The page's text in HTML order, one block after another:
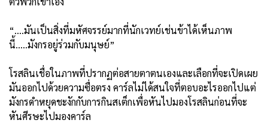
“....มันเป็นสิ่งที่มหัศจรรย์มากที่นักเวทย์เช่นข้าได้เห็นภาพ
นี้.....มังกรอยู่ร่วมกับมนุษย์”
โรสลินเชื่อในภาพที่ปรากฏต่อสายตาตนเองและเลือกที่จะเปิดเผย
มันออกไปด้วยความซื่อตรง คาร์ลไม่ได้สนใจที่ตอบอะไรออกไปแต่
มังกรดำหยุดชะงักกับการกินสเต็กเพื่อหันไปมองโรสลินก่อนที่จะ
หันศีรษะไปมองคาร์ล